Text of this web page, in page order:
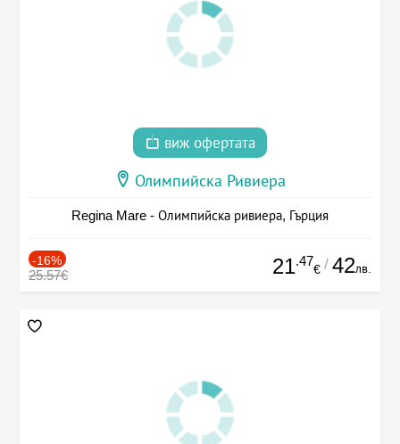
виж офертата
Олимпийска Ривиера
Regina Mare - Олимпийска ривиера, Гърция
-16%
25.57€ 21.47
€ / 42лв.